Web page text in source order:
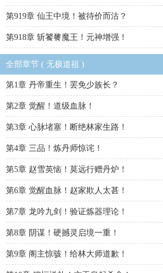
第919章 仙王中境！被待价而沽？
第918章 斩饕餮魔王！元神增强！
全部章节 ( 无极道祖 )
第1章 丹帝重生！罢免少族长？
第2章 觉醒！道级血脉！
第3章 心脉堵塞！断绝林家生路！
第4章 三品！炼丹师惊诧！
第5章 赵雪英恼！莫远行赠丹炉！
第6章 觉醒血脉！赵家欺人太甚！
第7章 龙吟九剑！验证炼器理论！
第8章 阴谋！硬撼灵启境一重！
第9章 阁主惊骇！给林大师道歉！